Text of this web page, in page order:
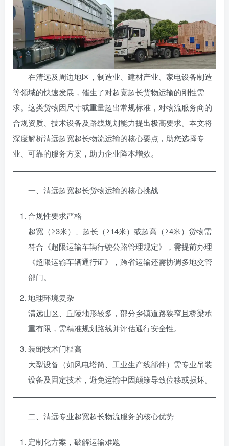
在清远及周边地区，制造业、建材产业、家电设备制造
等领域的快速发展，催生了对超宽超长货物运输的刚性需
求。这类货物因尺寸或重量超出常规标准，对物流服务商的
合规资质、技术设备及路线规划能力提出极高要求。本文将
深度解析清远超宽超长物流运输的核心要点，助您选择专
业、可靠的服务方案，助力企业降本增效。
一、清远超宽超长货物运输的核心挑战
合规性要求严格
超宽（≥3米）、超长（≥14米）或超高（≥4米）货物需
符合《超限运输车辆行驶公路管理规定》，需提前办理
《超限运输车辆通行证》，跨省运输还需协调多地交管
部门。
地理环境复杂
清远山区、丘陵地形较多，部分乡镇道路狭窄且桥梁承
重有限，需精准规划路线并评估通行安全性。
装卸技术门槛高
大型设备（如风电塔筒、工业生产线部件）需专业吊装
设备及固定技术，避免运输中因颠簸导致位移或损坏。
二、清远专业超宽超长物流服务的核心优势
定制化方案，破解运输难题